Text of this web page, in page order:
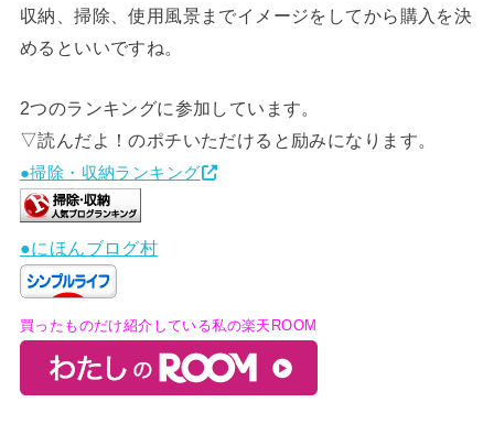
収納、掃除、使用風景までイメージをしてから購入を決
めるといいですね。
2つのランキングに参加しています。
▽読んだよ！のポチいただけると励みになります。
●掃除・収納ランキング
●にほんブログ村
買ったものだけ紹介している私の楽天ROOM